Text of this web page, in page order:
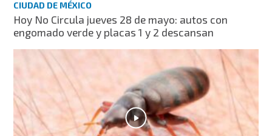
CIUDAD DE MÉXICO
Hoy No Circula jueves 28 de mayo: autos con
engomado verde y placas 1 y 2 descansan